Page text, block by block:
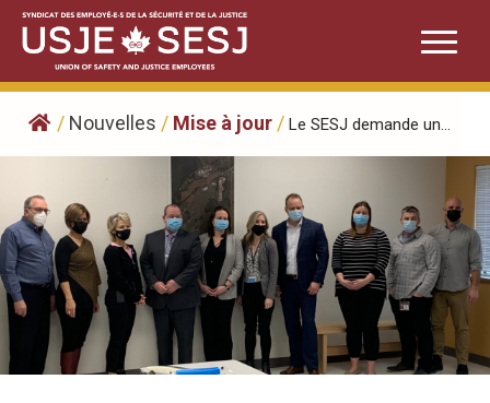
Skip
content
/ Nouvelles / Mise à jour / Le SESJ demande un...